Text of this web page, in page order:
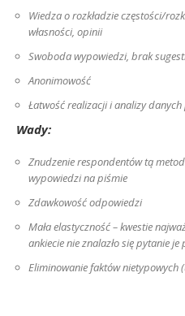
Wiedza o rozkładzie częstości/
własności, opinii
Swoboda wypowiedzi, brak
Anonimowość
Łatwość realizacji i analizy
Wady:
Znudzenie respondentów tą
wypowiedzi na piśmie
Zdawkowość odpowiedzi
Mała elastyczność – kwestie
ankiecie nie znalazło się pytanie
Eliminowanie faktów nietypowych